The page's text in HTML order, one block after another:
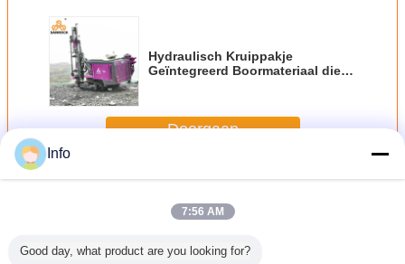
Hydraulisch Kruippakje
Geïntegreerd Boormateriaal die
Doorgaan
MeerGeïntegreerd Boormateriaal
Info
7:56 AM
Good day, what product are you looking for?